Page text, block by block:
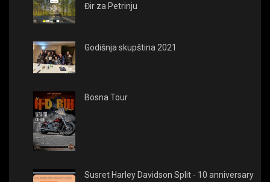
Đir za Petrinju
Godišnja skupština 2021
Bosna Tour
Susret Harley Davidson Split - 10 anniversary